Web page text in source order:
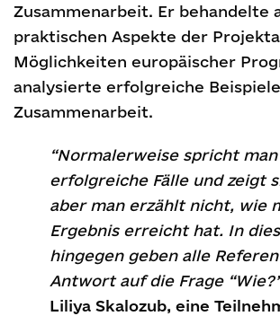
Zusammenarbeit. Er behandelte
praktischen Aspekte der
Möglichkeiten europäischer
analysierte erfolgreiche
Zusammenarbeit.
“Normalerweise spricht
erfolgreiche Fälle und zeigt
aber man erzählt nicht, wie
Ergebnis erreicht hat. In
hingegen geben alle
Antwort auf die Frage
Liliya Skalozub, eine